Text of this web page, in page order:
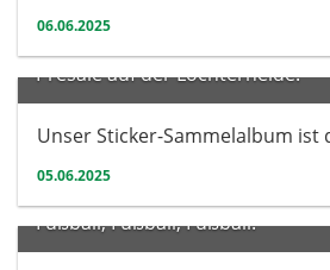
06.06.2025
Verein
Presale auf der Löchterheide:
Unser Sticker-Sammelalbum ist
05.06.2025
Verein
Fußball, Fußball, Fußball: